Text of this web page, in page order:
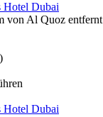
Hotel Dubai
von Al Quoz entfernt
Hotel Dubai